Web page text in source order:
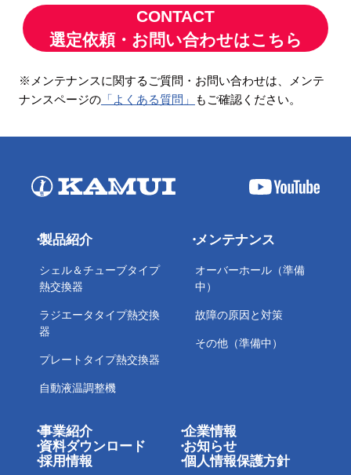
CONTACT
選定依頼・お問い合わせはこちら
※メンテナンスに関するご質問・お問い合わせは、メンテ
ナンスページの「よくある質問」 もご確認ください。
製品紹介
シェル＆チューブタイプ
熱交換器
ラジエータタイプ熱交換
器
プレートタイプ熱交換器
自動液温調整機
メンテナンス
オーバーホール（準備
中）
故障の原因と対策
その他（準備中）
事業紹介
企業情報
資料ダウンロード
お知らせ
採用情報
個人情報保護方針